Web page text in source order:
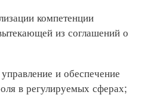
компетенции
из соглашений о
и обеспечение
в регулируемых сферах;